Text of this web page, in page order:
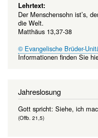
Lehrtext:
Der Menschensohn ist’s,
die Welt.
Matthäus 13,37-38
© Evangelische Brüder-
Informationen finden Sie
Jahreslosung
Gott spricht: Siehe, ich
(Offb. 21,5)